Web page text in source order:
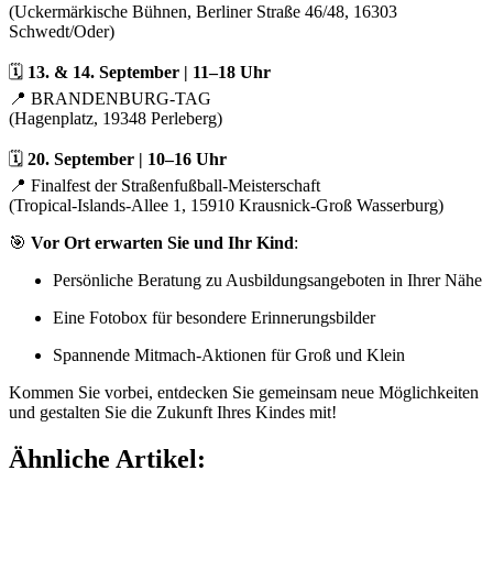
(Uckermärkische Bühnen, Berliner Straße 46/48, 16303
Schwedt/Oder)
🗓 13. & 14. September | 11–18 Uhr
📍 BRANDENBURG-TAG
(Hagenplatz, 19348 Perleberg)
🗓 20. September | 10–16 Uhr
📍 Finalfest der Straßenfußball-Meisterschaft
(Tropical-Islands-Allee 1, 15910 Krausnick-Groß Wasserburg)
🎯 Vor Ort erwarten Sie und Ihr Kind:
Persönliche Beratung zu Ausbildungsangeboten in Ihrer Nähe
Eine Fotobox für besondere Erinnerungsbilder
Spannende Mitmach-Aktionen für Groß und Klein
Kommen Sie vorbei, entdecken Sie gemeinsam neue Möglichkeiten
und gestalten Sie die Zukunft Ihres Kindes mit!
Ähnliche Artikel: